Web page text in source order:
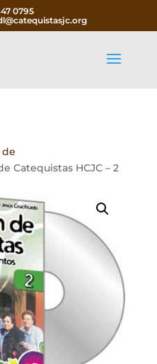
0795
Catequistas HCJC – 2